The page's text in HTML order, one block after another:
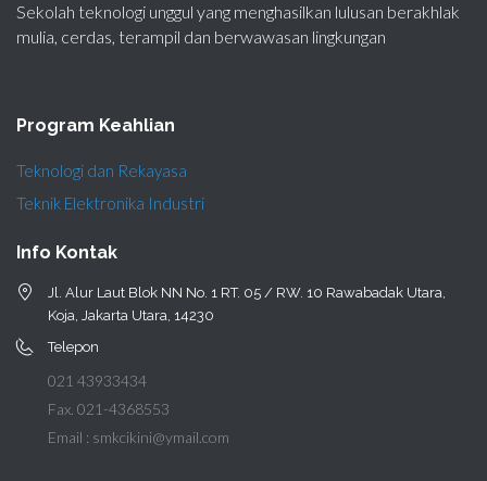
Sekolah teknologi unggul yang menghasilkan lulusan berakhlak
mulia, cerdas, terampil dan berwawasan lingkungan
Program Keahlian
Teknologi dan Rekayasa
Teknik Elektronika Industri
Info Kontak
Jl. Alur Laut Blok NN No. 1 RT. 05 / RW. 10 Rawabadak Utara,
Koja, Jakarta Utara, 14230
Telepon
021 43933434
Fax. 021-4368553
Email : smkcikini@ymail.com